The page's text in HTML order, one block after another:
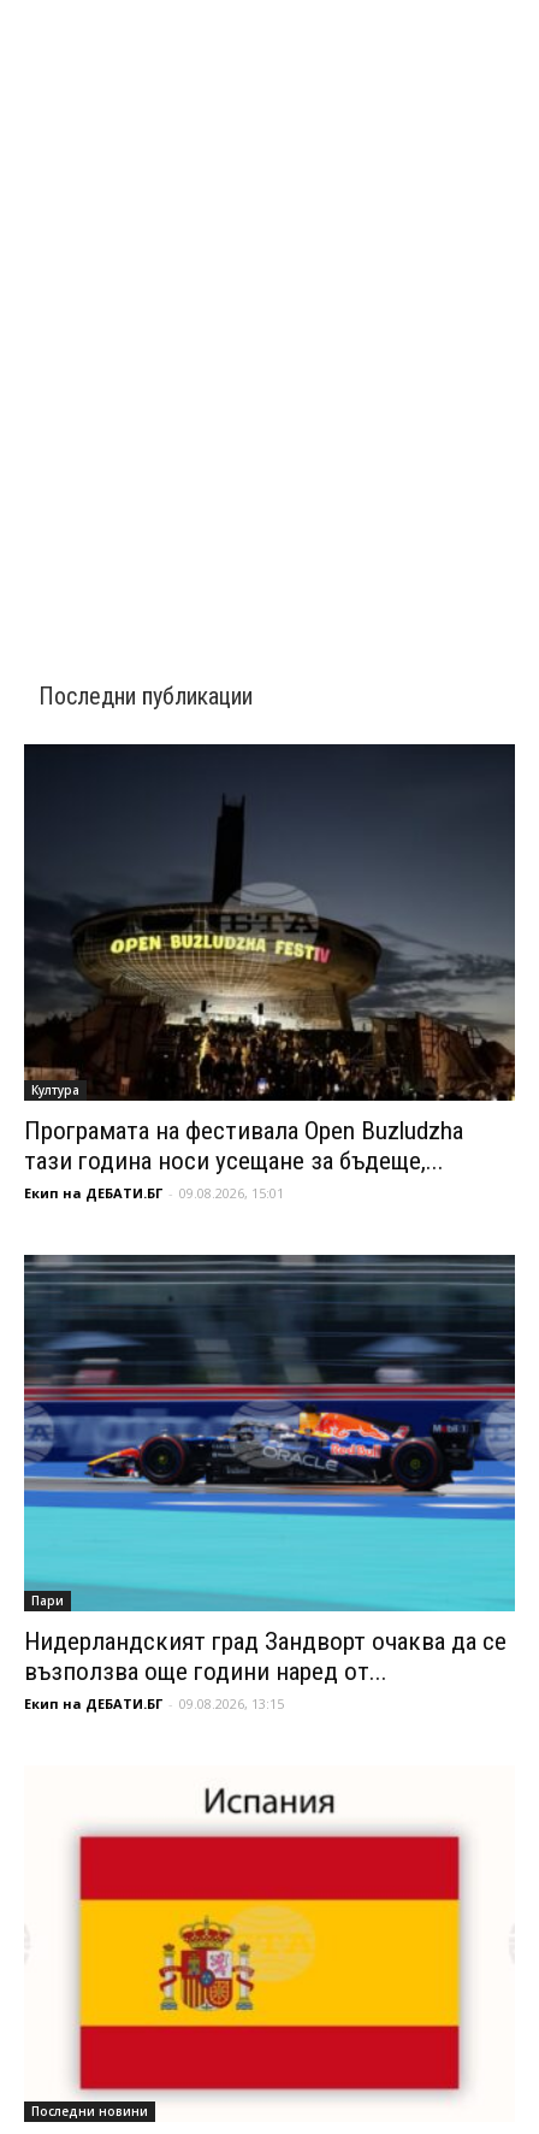
Последни публикации
Култура
Програмата на фестивала Open Buzludzha
тази година носи усещане за бъдеще,...
Екип на ДЕБАТИ.БГ - 09.08.2026, 15:01
Пари
Нидерландският град Зандворт очаква да се
възползва още години наред от...
Екип на ДЕБАТИ.БГ - 09.08.2026, 13:15
Последни новини